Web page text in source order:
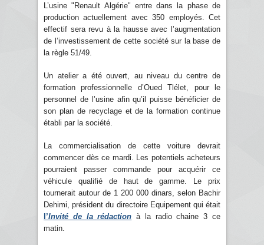
L’usine "Renault Algérie" entre dans la phase de
production actuellement avec 350 employés. Cet
effectif sera revu à la hausse avec l’augmentation
de l’investissement de cette société sur la base de
la règle 51/49.
Un atelier a été ouvert, au niveau du centre de
formation professionnelle d’Oued Tlélet, pour le
personnel de l’usine afin qu’il puisse bénéficier de
son plan de recyclage et de la formation continue
établi par la société.
La commercialisation de cette voiture devrait
commencer dès ce mardi. Les potentiels acheteurs
pourraient passer commande pour acquérir ce
véhicule qualifié de haut de gamme. Le prix
tournerait autour de 1 200 000 dinars, selon Bachir
Dehimi, président du directoire Equipement qui était
l’Invité de la rédaction à la radio chaine 3 ce
matin.